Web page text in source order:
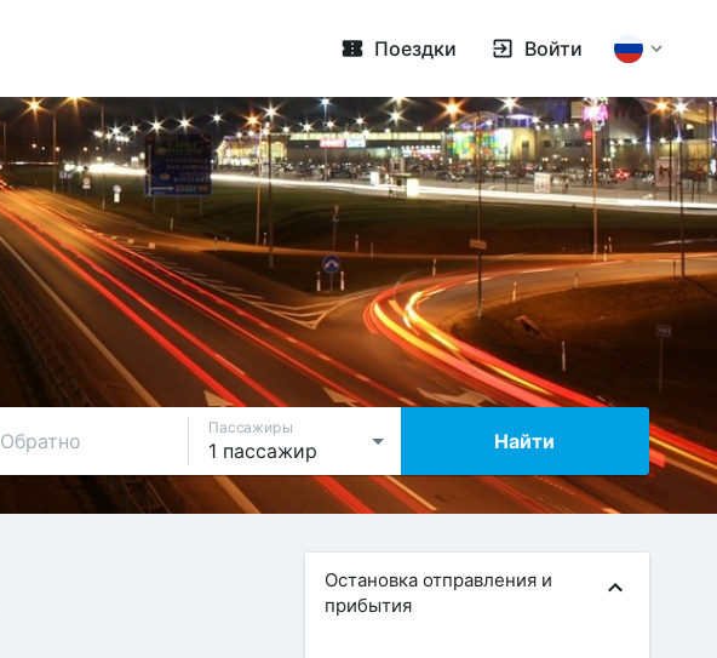
Поездки Войти
Обратно
Пассажиры
Найти
Остановка отправления и
прибытия